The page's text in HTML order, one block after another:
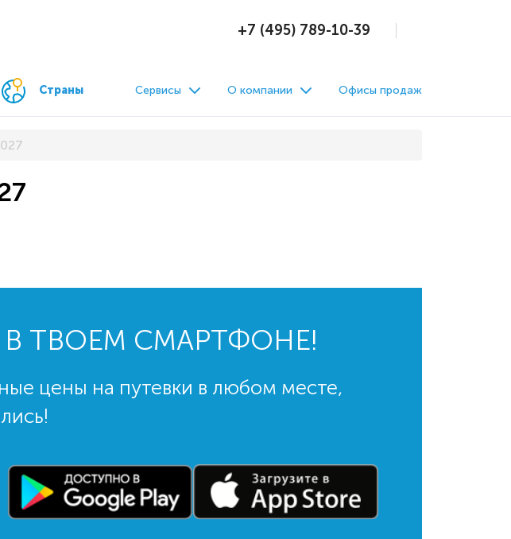
+7 (495) 789-10-39
Страны Сервисы О компании Офисы продаж
В ТВОЕМ СМАРТФОНЕ!
цены на путевки в любом месте,